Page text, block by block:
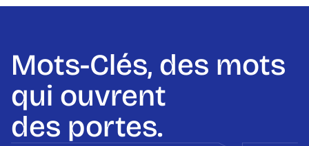
Mots-Clés, des mots
qui ouvrent
des portes.